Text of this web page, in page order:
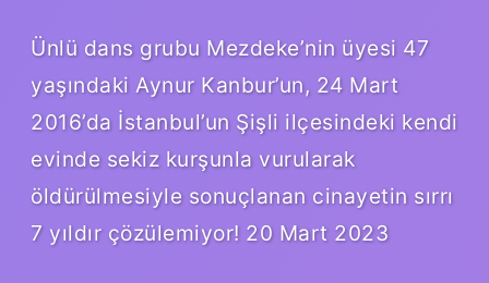
Ünlü dans grubu Mezdeke’nin üyesi 47
yaşındaki Aynur Kanbur’un, 24 Mart
2016’da İstanbul’un Şişli ilçesindeki kendi
evinde sekiz kurşunla vurularak
öldürülmesiyle sonuçlanan cinayetin sırrı
7 yıldır çözülemiyor! 20 Mart 2023